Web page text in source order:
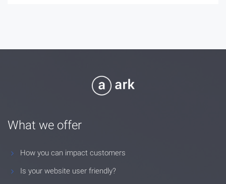
What we offer
How you can impact customers
Is your website user friendly?